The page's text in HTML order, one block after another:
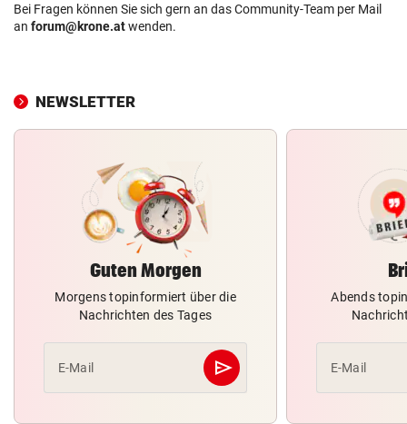
Bei Fragen können Sie sich gern an das Community-Team per Mail
an forum@krone.atwenden.
NEWSLETTER
Guten Morgen
Morgens topinformiert über die
Nachrichten des Tages
E-Mail send
Abschicken
Abends
E-Mail